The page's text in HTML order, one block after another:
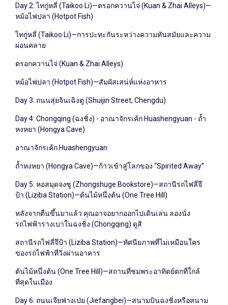
Day 2: ไทกู่หลี่ (Taikoo Li)—ตรอกควานไจ่ (Kuan & Zhai Alleys)—
หม้อไฟปลา (Hotpot Fish)
ไทกู่หลี่ (Taikoo Li)—การปะทะกันระหว่างความทันสมัยและความ
ผ่อนคลาย
ตรอกควานไจ่ (Kuan & Zhai Alleys)
หม้อไฟปลา (Hotpot Fish)—สัมผัสเสน่ห์แห่งอาหาร
Day 3: ถนนสุ่ยจินเฉิงตู (Shuijin Street, Chengdu)
Day 4: Chongqing (ฉงชิ่ง) - อาณาจักรเค้ก Huashengyuan - ถ้ำ
หงหยา (Hongya Cave)
อาณาจักรเค้ก Huashengyuan
ถ้ำหงหยา (Hongya Cave)—ก้าวเข้าสู่โลกของ “Spirited Away”
Day 5: หอสมุดจงซู (Zhongshuge Bookstore)—สถานีรถไฟลี่จึ
ป้า (Liziba Station)—ต้นไม้หนึ่งต้น (One Tree Hill)
หลังจากตื่นขึ้นมาแล้ว คุณอาจอยากออกไปเดินเล่น ลองนั่ง
รถไฟฟ้ารางเบาในฉงชิ่ง (Chongqing) ดูสิ
สถานีรถไฟลี่จึป้า (Liziba Station)—ทัศนียภาพที่ไม่เหมือนใคร
ของรถไฟฟ้าที่วิ่งผ่านอาคาร
ต้นไม้หนึ่งต้น (One Tree Hill)—สถานที่ชมพระอาทิตย์ตกที่ใกล้
ที่สุดในเมือง
Day 6: ถนนเจียฟ่างเป่ย (Jiefangbei)—สนามบินฉงชิ่งหรือสนาม